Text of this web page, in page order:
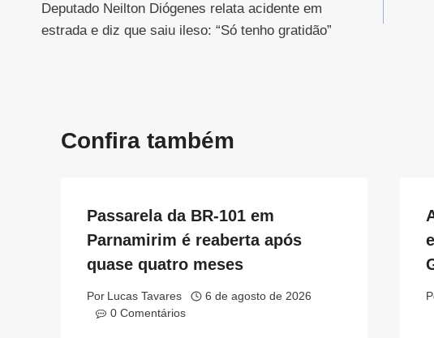
de
Deputado Neilton Diógenes relata acidente em
estrada e diz que saiu ileso: “Só tenho gratidão”
Confira também
Passarela da BR-101 em
Parnamirim é reaberta após
quase quatro meses
Por Lucas Tavares
6 de agosto de 2026
0 Comentários